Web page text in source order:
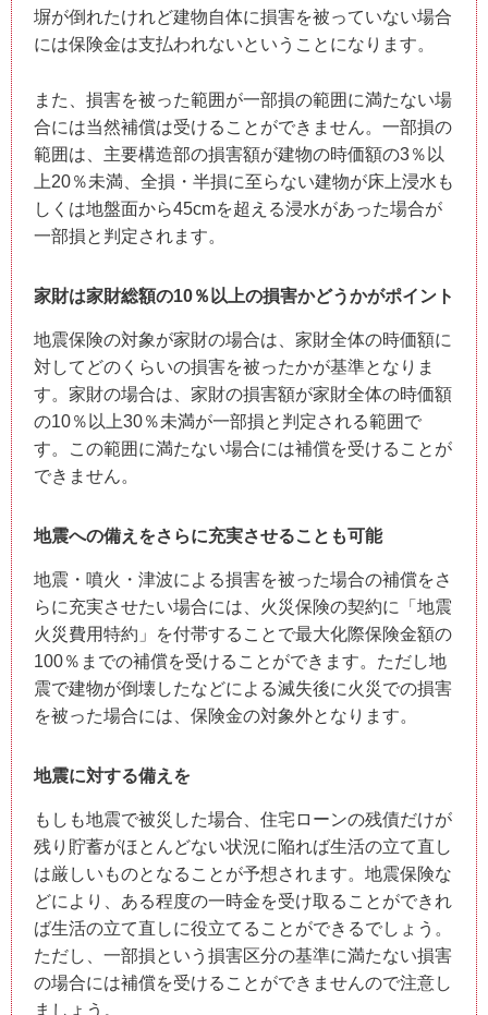
塀が倒れたけれど建物自体に損害を被っていない場合
には保険金は支払われないということになります。
また、損害を被った範囲が一部損の範囲に満たない場
合には当然補償は受けることができません。一部損の
範囲は、主要構造部の損害額が建物の時価額の3％以
上20％未満、全損・半損に至らない建物が床上浸水も
しくは地盤面から45cmを超える浸水があった場合が
一部損と判定されます。
家財は家財総額の10％以上の損害かどうかがポイント
地震保険の対象が家財の場合は、家財全体の時価額に
対してどのくらいの損害を被ったかが基準となりま
す。家財の場合は、家財の損害額が家財全体の時価額
の10％以上30％未満が一部損と判定される範囲で
す。この範囲に満たない場合には補償を受けることが
できません。
地震への備えをさらに充実させることも可能
地震・噴火・津波による損害を被った場合の補償をさ
らに充実させたい場合には、火災保険の契約に「地震
火災費用特約」を付帯することで最大化際保険金額の
100％までの補償を受けることができます。ただし地
震で建物が倒壊したなどによる滅失後に火災での損害
を被った場合には、保険金の対象外となります。
地震に対する備えを
もしも地震で被災した場合、住宅ローンの残債だけが
残り貯蓄がほとんどない状況に陥れば生活の立て直し
は厳しいものとなることが予想されます。地震保険な
どにより、ある程度の一時金を受け取ることができれ
ば生活の立て直しに役立てることができるでしょう。
ただし、一部損という損害区分の基準に満たない損害
の場合には補償を受けることができませんので注意し
ましょう。